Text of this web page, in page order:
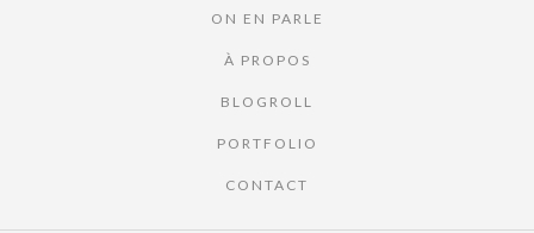
ON EN PARLE
À PROPOS
BLOGROLL
PORTFOLIO
CONTACT